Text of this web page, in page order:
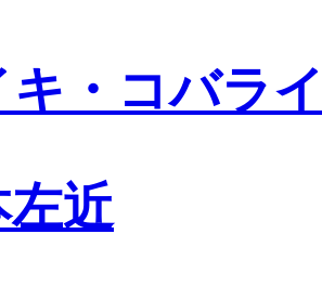
キ・コバラ
左近